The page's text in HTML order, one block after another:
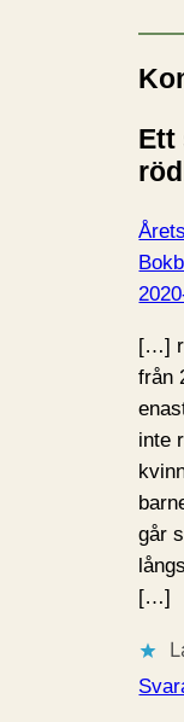
Ett
[…]
från
inte
går
[…]